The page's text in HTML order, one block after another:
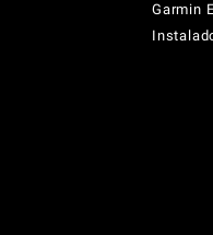
Garmin